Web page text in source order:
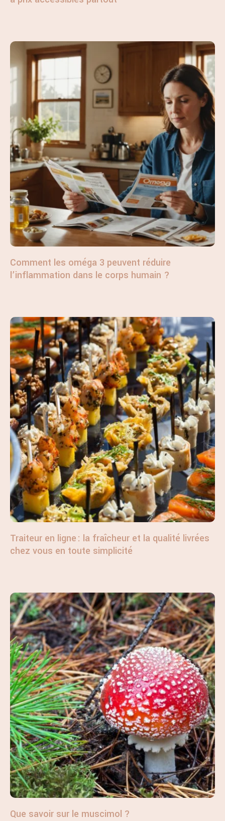
Comment les oméga 3 peuvent réduire
l’inflammation dans le corps humain ?
Traiteur en ligne : la fraîcheur et la qualité livrées
chez vous en toute simplicité
Que savoir sur le muscimol ?